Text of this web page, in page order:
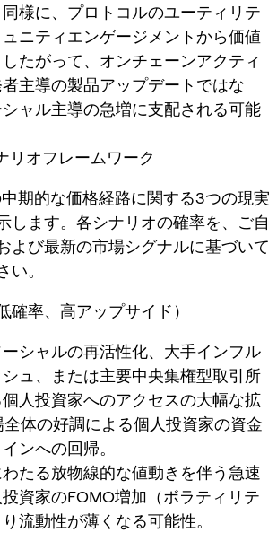
様に、プロトコルのユーティリテ
ニティエンゲージメントから価値
たがって、オンチェーンアクティ
主導の製品アップデートではな
ャル主導の急増に支配される可能
オフレームワーク
期的な価格経路に関する3つの現実
します。各シナリオの確率を、ご自
よび最新の市場シグナルに基づいて
い。
確率、高アップサイド）
シャルの再活性化、大手インフル
ュ、または主要中央集権型取引所
人投資家へのアクセスの大幅な拡
体の好調による個人投資家の資金
ンへの回帰。
たる放物線的な値動きを伴う急速
資家のFOMO増加（ボラティリテ
流動性が薄くなる可能性。